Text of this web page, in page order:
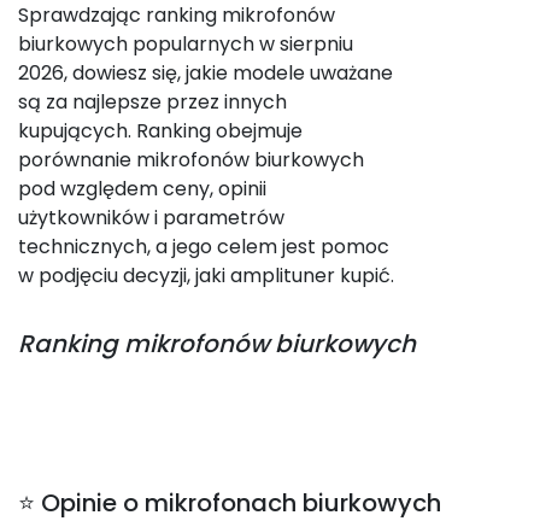
Sprawdzając ranking mikrofonów
biurkowych popularnych w sierpniu
2026, dowiesz się, jakie modele uważane
są za najlepsze przez innych
kupujących. Ranking obejmuje
porównanie mikrofonów biurkowych
pod względem ceny, opinii
użytkowników i parametrów
technicznych, a jego celem jest pomoc
w podjęciu decyzji, jaki amplituner kupić.
Rankingmikrofonów biurkowych
⭐ Opinie o mikrofonach biurkowych